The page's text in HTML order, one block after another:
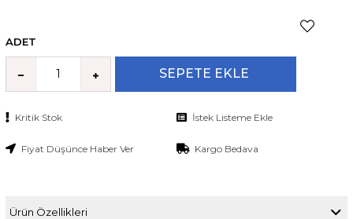
ADET
Kritik Stok İstek Listeme Ekle
Fiyat Düşünce Haber Ver Kargo Bedava
Ürün Özellikleri